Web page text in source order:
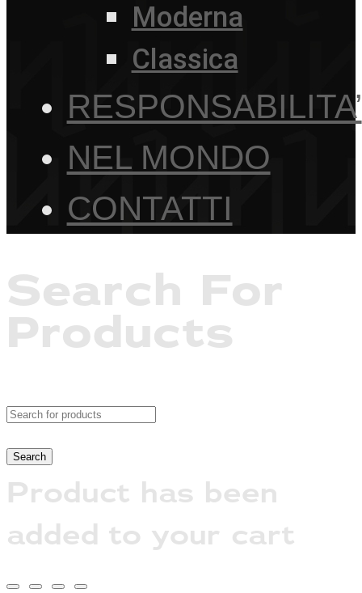
Moderna
Classica
RESPONSABILITA’
NEL MONDO
CONTATTI
Search For
Products
Product has been
added to your cart